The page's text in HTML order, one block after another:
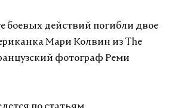
боевых действий погибли двое
Мари Колвин из The
фотограф Реми